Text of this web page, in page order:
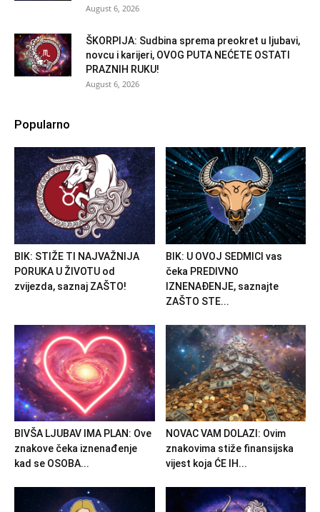
August 6, 2026
ŠKORPIJA: Sudbina sprema preokret u ljubavi,
novcu i karijeri, OVOG PUTA NEĆETE OSTATI
PRAZNIH RUKU!
August 6, 2026
Popularno
BIK: STIŽE TI NAJVAŽNIJA
PORUKA U ŽIVOTU od
zvijezda, saznaj ZAŠTO!
BIK: U OVOJ SEDMICI vas
čeka PREDIVNO
IZNENAĐENJE, saznajte
ZAŠTO STE...
BIVŠA LJUBAV IMA PLAN: Ove
znakove čeka iznenađenje
kad se OSOBA...
NOVAC VAM DOLAZI: Ovim
znakovima stiže finansijska
vijest koja ĆE IH...